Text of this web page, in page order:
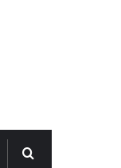
Hledat